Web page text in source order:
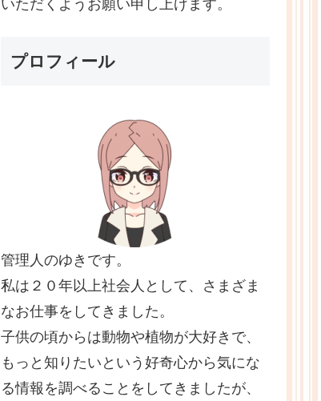
いただくようお願い申し上げます。
プロフィール
管理人のゆきです。
私は２０年以上社会人として、さまざま
なお仕事をしてきました。
子供の頃からは動物や植物が大好きで、
もっと知りたいという好奇心から気にな
る情報を調べることをしてきましたが、